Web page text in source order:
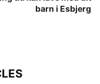
barn i Esbjerg